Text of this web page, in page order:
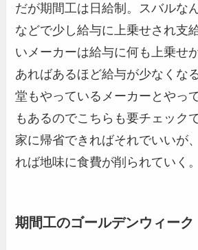
だが期間工は日給制。スバルな
などで少し給与に上乗せされ支
いメーカーは給与に何も上乗せ
あればあるほど給与が少なくな
堂もやっているメーカーとやっ
もあるのでこちらも要チェック
家に帰省できればそれでいいが
れば地味に食費が削られていく。
期間工のゴールデンウィーク